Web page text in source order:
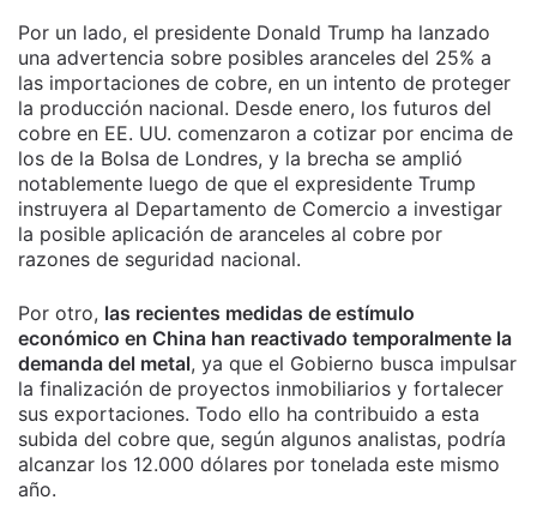
Por un lado, el presidente Donald Trump ha lanzado
una advertencia sobre posibles aranceles del 25% a
las importaciones de cobre, en un intento de proteger
la producción nacional. Desde enero, los futuros del
cobre en EE. UU. comenzaron a cotizar por encima de
los de la Bolsa de Londres, y la brecha se amplió
notablemente luego de que el expresidente Trump
instruyera al Departamento de Comercio a investigar
la posible aplicación de aranceles al cobre por
razones de seguridad nacional.
Por otro, las recientes medidas de estímulo
económico en China han reactivado temporalmente la
demanda del metal, ya que el Gobierno busca impulsar
la finalización de proyectos inmobiliarios y fortalecer
sus exportaciones. Todo ello ha contribuido a esta
subida del cobre que, según algunos analistas, podría
alcanzar los 12.000 dólares por tonelada este mismo
año.